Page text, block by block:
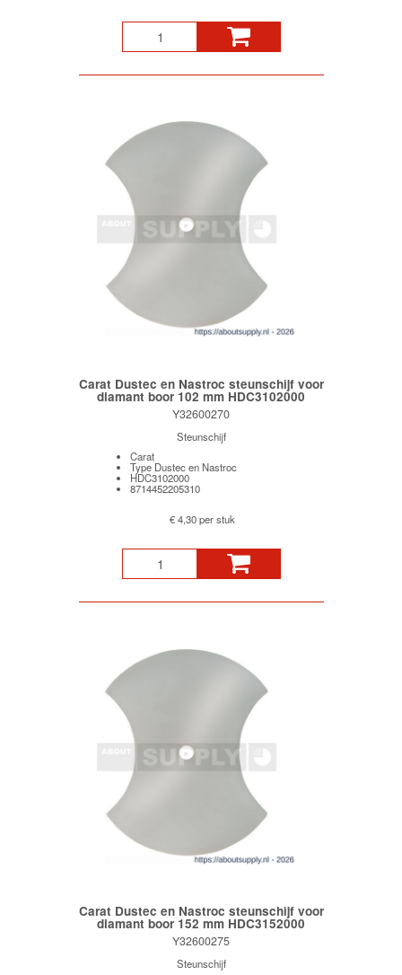
Carat Dustec en Nastroc steunschijf voor
diamant boor 102 mm HDC3102000
Y32600270
Steunschijf
Carat
Type Dustec en Nastroc
HDC3102000
8714452205310
€ 4,30 per stuk
Carat Dustec en Nastroc steunschijf voor
diamant boor 152 mm HDC3152000
Y32600275
Steunschijf